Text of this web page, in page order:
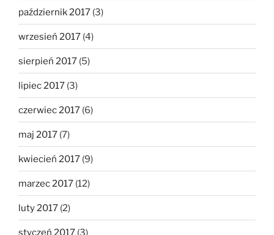
październik 2017 (3)
wrzesień 2017 (4)
sierpień 2017 (5)
lipiec 2017 (3)
czerwiec 2017 (6)
maj 2017 (7)
kwiecień 2017 (9)
marzec 2017 (12)
luty 2017 (2)
styczeń 2017 (3)